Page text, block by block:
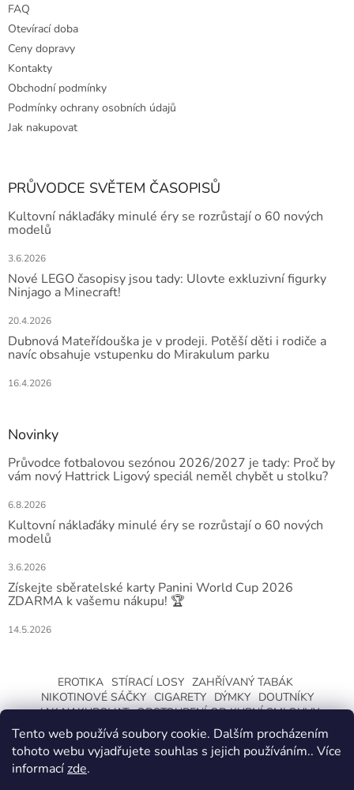
Tento web používá soubory cookie. Dalším procházením
tohoto webu vyjadřujete souhlas s jejich používáním.. Více
informacízde.
FAQ
Otevírací doba
Ceny dopravy
Kontakty
Obchodní podmínky
Podmínky ochrany osobních údajů
Jak nakupovat
PRŮVODCE SVĚTEM ČASOPISŮ
Kultovní náklaďáky minulé éry se rozrůstají o 60 nových
modelů
3.6.2026
Nové LEGO časopisy jsou tady: Ulovte exkluzivní figurky
Ninjago a Minecraft!
20.4.2026
Dubnová Mateřídouška je v prodeji. Potěší děti i rodiče a
navíc obsahuje vstupenku do Mirakulum parku
16.4.2026
Novinky
Průvodce fotbalovou sezónou 2026/2027 je tady: Proč by
vám nový Hattrick Ligový speciál neměl chybět u stolku?
6.8.2026
Kultovní náklaďáky minulé éry se rozrůstají o 60 nových
modelů
3.6.2026
Získejte sběratelské karty Panini World Cup 2026
ZDARMA k vašemu nákupu! 🏆
14.5.2026
EROTIKA STÍRACÍ LOSY ZAHŘÍVANÝ TABÁK
NIKOTINOVÉ SÁČKY CIGARETY DÝMKY
DOUTNÍKY
JAK NAKUPOVAT ODSTOUPENÍ OD KUPNÍ SMLOUVY